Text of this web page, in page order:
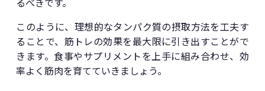
るべきです。
このように、理想的なタンパク質の摂取方法を工夫す
ることで、筋トレの効果を最大限に引き出すことがで
きます。食事やサプリメントを上手に組み合わせ、効
率よく筋肉を育てていきましょう。